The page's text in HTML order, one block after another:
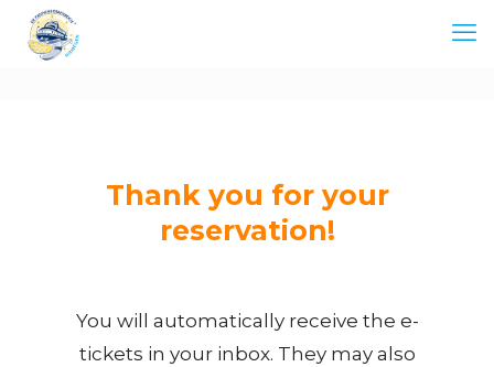
Thank you for your
reservation!
You will automatically receive the e-
tickets in your inbox. They may also